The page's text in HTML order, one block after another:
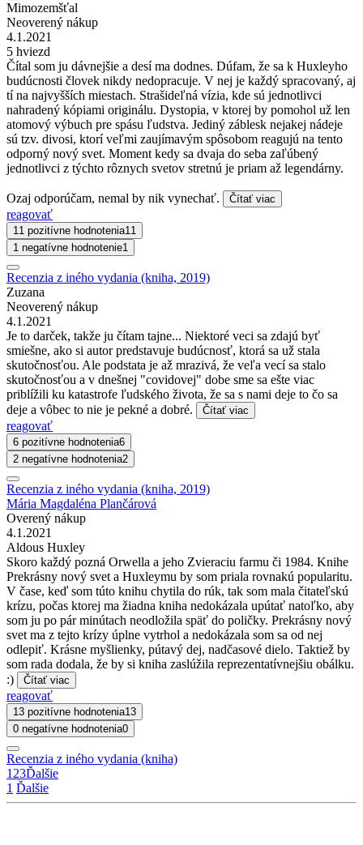
Mimozemšťal
Neoverený nákup
4.1.2021
5 hviezd
Čítal som ju dávnejšie a desí ma dodnes. Dúfam, že sa k Huxleyho
budúcnosti človek nikdy nedopracuje. V nej je každý spracovaný, aj
tí na najvyšších miestach. Strašideľná vízia, kde sú jednotlivci
nahradený kópiami originálu. Dystopia, v ktorej by pomohol už len
atomový výbuch pre spásu ľudstva. Jediný záblesk nejakej nádeje
sú tzv. divosi, ktorí veľmi zaujímavým spôsobom reagujú na tento
odporný nový svet. Moment kedy sa dvaja do seba zaľúbený
jednotlivci z týchto rôznych svetov stretnú je priam až legendárny.
Ozaj odporúčam, nemal by nik vynechať. Čítať viac
reagovať
11 pozitívne hodnotenia11
1 negatívne hodnotenie1
Recenzia z iného vydania (kniha, 2019)
Zuzana
Neoverený nákup
4.1.2021
Je to darček, takže ju čítam tajne... Niektoré veci sa zdajú byť
smiešne, ako si autor predstavuje budúcnosť, ktorá sa už stala
skutočnosťou. Ale podstata je až mrazivá, že veľa vecí sa stalo
skutočnosťou a v dnešnej "covidovej" dobe sme sa ešte viac
priblížili ku katastrofe ľudského života, že sa s nami deje to čo sa
deje a vôbec to nie je pekné a dobré.
Čítať viac
reagovať
6 pozitívne hodnotenia6
2 negatívne hodnotenia2
Recenzia z iného vydania (kniha, 2019)
Mária Magdaléna Plančárová
Overený nákup
4.1.2021
Aldous Huxley
Skoro každý pozná Orwella a jeho Zvieraciu farmu či 1984. Knihe
Prekrásny nový svet a Huxleymu by som priala rovnakú popularitu.
V čase, keď som túto knihu chytila do rúk, tak som mala čitateľskú
krízu, počas ktorej ma žiadna kniha nedokázala upútať natoľko, aby
som ju po pár minútach neodložila späť do poličky. Prekrásny nový
svet ma z tejto krízy úplne vytrhol a nedokázala som sa od nej
odlepiť. Krásne myšlienky, pútavý dej, nadčasové dielo. Taktiež by
som rada dodala, že by si kniha zaslúžila reprezentatívnejšiu obálku.
:)
Čítať viac
reagovať
13 pozitívne hodnotenia13
0 negatívne hodnotenia0
Recenzia z iného vydania (kniha)
1 23Ďalšie
1 Ďalšie